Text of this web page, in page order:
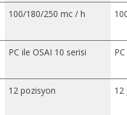
100/180/250 mc / h
PC ile OSAI 10 serisi
12 pozisyon 12